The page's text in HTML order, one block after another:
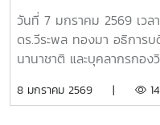
วันที่ 7 มกราคม 2569 เวล
ดร.วีระพล ทองมา อธิกา
นานาชาติ และบุคลากรกอ
เยี่ยมคารวะเนื่องในโอกาส
8 มกราคม 2569 |